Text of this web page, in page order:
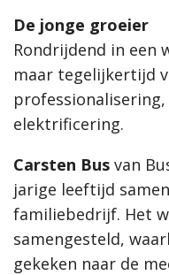
De jonge groeier
Rondrijdend in een
maar tegelijkertijd
elektrificering.
Carsten Bus van
jarige leeftijd
familiebedrijf. Het
samengesteld,
gekeken naar de